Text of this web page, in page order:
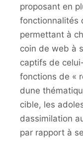
proposant en
fonctionnalités
permettant à
coin de web à
captifs de
fonctions de «
dune
cible, les
dassimilation
par rapport à